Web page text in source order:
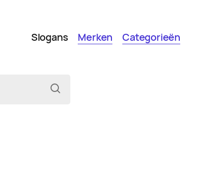
Slogans Merken Categorieën